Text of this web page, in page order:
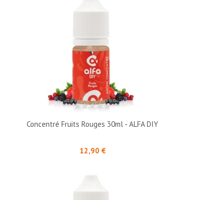
Concentré Fruits Rouges 30ml - ALFA DIY
12,90 €Prix